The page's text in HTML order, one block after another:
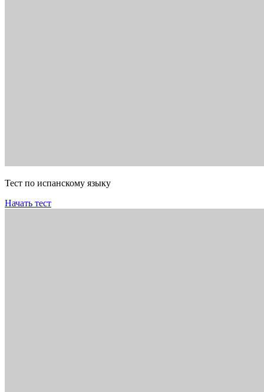
Тест по испанскому языку
Начать тест